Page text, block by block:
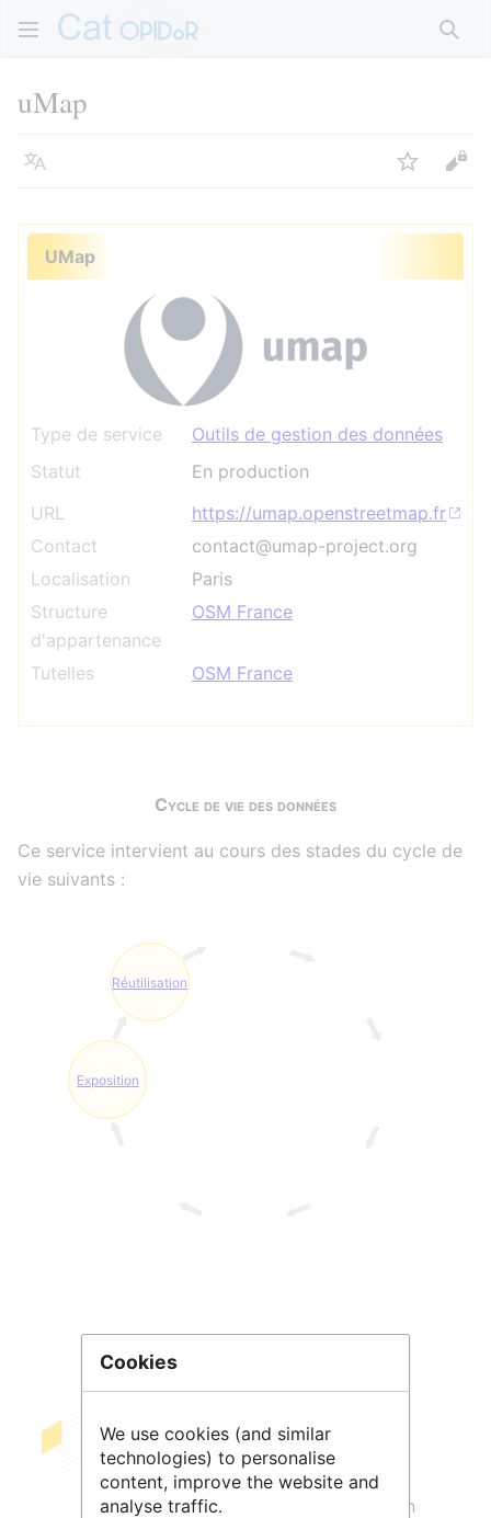
uMap
Langue Suivre
UMap
Type de service
Outils de gestion des données
Statut
En production
URL
https://umap.openstreetmap.fr
Contact
contact@umap-project.org
Localisation
Paris
Structure
d'appartenance
OSM France
Tutelles OSM France
Cycle de vie des données
Ce service intervient au cours des stades du cycle de
vie suivants :
Exposition
Réutilisation
uMappermet de créer descartes
personnalisées sur des fonds
OpenStreetMap
en un instant. C'est un
Cookies
We use cookies (and similar
technologies) to personalise
content, improve the website and
analyse traffic.